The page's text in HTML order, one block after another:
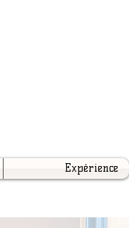
Expérience